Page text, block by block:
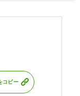
コピー